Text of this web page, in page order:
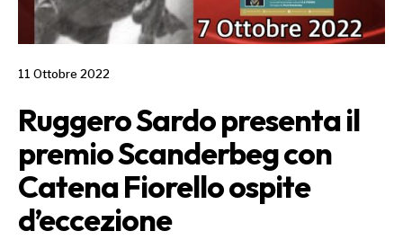
11 Ottobre 2022
Ruggero Sardo presenta il
premio Scanderbeg con
Catena Fiorello ospite
d’eccezione